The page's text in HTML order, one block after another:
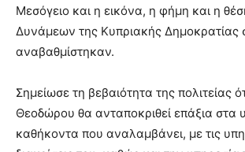
Μεσόγειο και η εικόνα, η φήμη και η
Δυνάμεων της Κυπριακής Δημοκρατίας
αναβαθμίστηκαν.
Σημείωσε τη βεβαιότητα της πολιτείας
Θεοδώρου θα ανταποκριθεί επάξια στα
καθήκοντα που αναλαμβάνει, με τις